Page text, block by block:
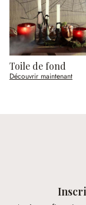
Toile de fond
Découvrir maintenant